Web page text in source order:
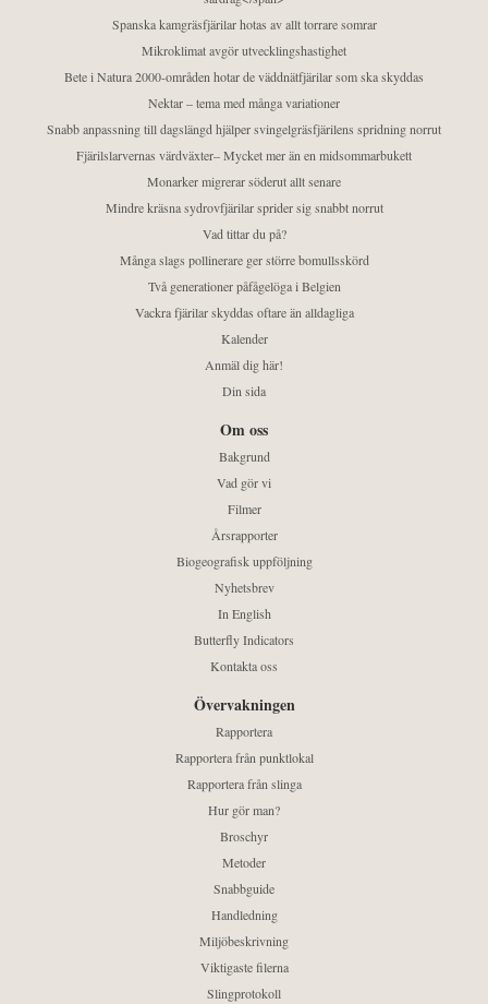
Spanska kamgräsfjärilar hotas av allt torrare somrar
Mikroklimat avgör utvecklingshastighet
Bete i Natura 2000-områden hotar de väddnätfjärilar som ska skyddas
Nektar – tema med många variationer
Snabb anpassning till dagslängd hjälper svingelgräsfjärilens spridning norrut
Fjärilslarvernas värdväxter– Mycket mer än en midsommarbukett
Monarker migrerar söderut allt senare
Mindre kräsna sydrovfjärilar sprider sig snabbt norrut
Vad tittar du på?
Många slags pollinerare ger större bomullsskörd
Två generationer påfågelöga i Belgien
Vackra fjärilar skyddas oftare än alldagliga
Kalender
Anmäl dig här!
Din sida
Om oss
Bakgrund
Vad gör vi
Filmer
Årsrapporter
Biogeografisk uppföljning
Nyhetsbrev
In English
Butterfly Indicators
Kontakta oss
Övervakningen
Rapportera
Rapportera från punktlokal
Rapportera från slinga
Hur gör man?
Broschyr
Metoder
Snabbguide
Handledning
Miljöbeskrivning
Viktigaste filerna
Slingprotokoll